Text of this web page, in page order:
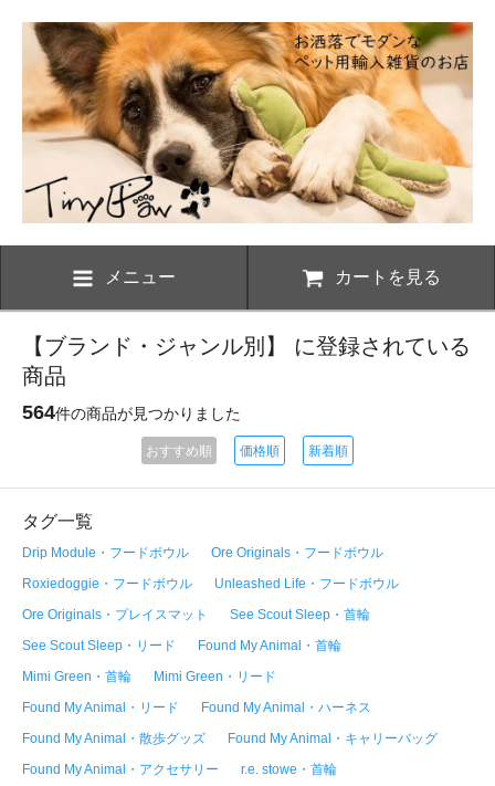
メニュー カートを見る
【ブランド・ジャンル別】 に登録されている
商品
564件の商品が見つかりました
おすすめ順 価格順 新着順
タグ一覧
Drip Module・フードボウル
Ore Originals・フードボウル
Roxiedoggie・フードボウル
Unleashed Life・フードボウル
Ore Originals・プレイスマット
See Scout Sleep・首輪
See Scout Sleep・リード
Found My Animal・首輪
Mimi Green・首輪
Mimi Green・リード
Found My Animal・リード
Found My Animal・ハーネス
Found My Animal・散歩グッズ
Found My Animal・キャリーバッグ
Found My Animal・アクセサリー
r.e. stowe・首輪